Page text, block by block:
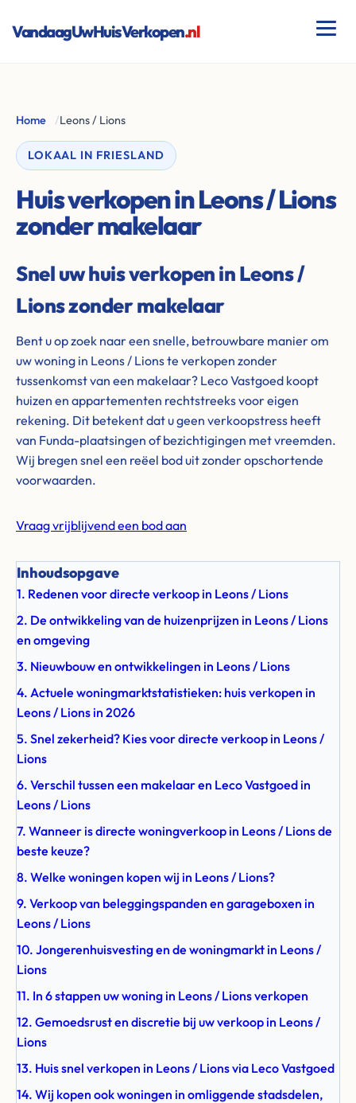
VandaagUwHuisVerkopen.nl
Home /Leons / Lions
LOKAAL IN FRIESLAND
Huis verkopen in Leons / Lions
zonder makelaar
Snel uw huis verkopen in Leons /
Lions zonder makelaar
Bent u op zoek naar een snelle, betrouwbare manier om
uw woning in Leons / Lions te verkopen zonder
tussenkomst van een makelaar? Leco Vastgoed koopt
huizen en appartementen rechtstreeks voor eigen
rekening. Dit betekent dat u geen verkoopstress heeft
van Funda-plaatsingen of bezichtigingen met vreemden.
Wij bregen snel een reëel bod uit zonder opschortende
voorwaarden.
Vraag vrijblijvend een bod aan
Inhoudsopgave
1. Redenen voor directe verkoop in Leons / Lions
2. De ontwikkeling van de huizenprijzen in Leons / Lions
en omgeving
3. Nieuwbouw en ontwikkelingen in Leons / Lions
4. Actuele woningmarktstatistieken: huis verkopen in
Leons / Lions in 2026
5. Snel zekerheid? Kies voor directe verkoop in Leons /
Lions
6. Verschil tussen een makelaar en Leco Vastgoed in
Leons / Lions
7. Wanneer is directe woningverkoop in Leons / Lions de
beste keuze?
8. Welke woningen kopen wij in Leons / Lions?
9. Verkoop van beleggingspanden en garageboxen in
Leons / Lions
10. Jongerenhuisvesting en de woningmarkt in Leons /
Lions
11. In 6 stappen uw woning in Leons / Lions verkopen
12. Gemoedsrust en discretie bij uw verkoop in Leons /
Lions
13. Huis snel verkopen in Leons / Lions via Leco Vastgoed
14. Wij kopen ook woningen in omliggende stadsdelen,